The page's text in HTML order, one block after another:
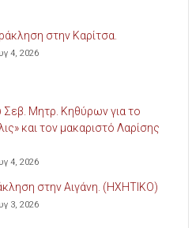
στην Καρίτσα.
4, 2026
Σεβ. Μητρ. Κηθύρων για το
και τον μακαριστό Λαρίσης
4, 2026
στην Αιγάνη. (ΗΧΗΤΙΚΟ)
3, 2026